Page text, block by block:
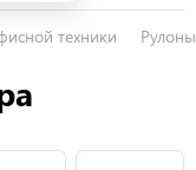
техники